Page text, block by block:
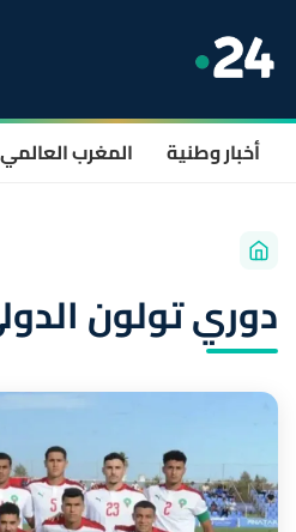
أخبار وطنية المغرب العالمي
دوري تولون